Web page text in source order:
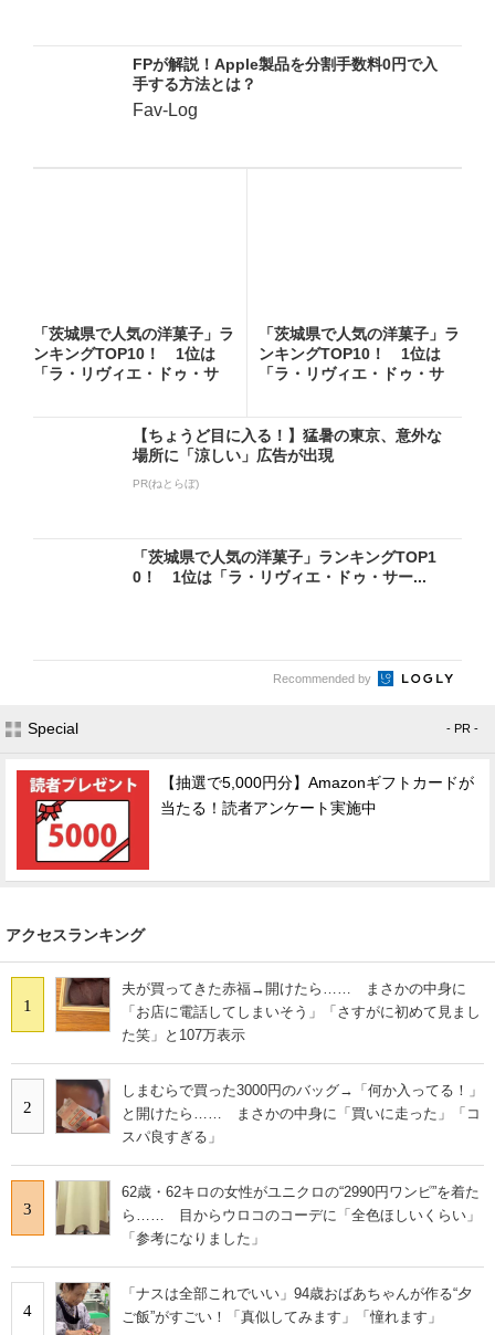
FPが解説！Apple製品を分割手数料0円で入
手する方法とは？
Fav-Log
「茨城県で人気の洋菓子」ラ
ンキングTOP10！ 1位は
「ラ・リヴィエ・ドゥ・サ
「茨城県で人気の洋菓子」ラ
ンキングTOP10！ 1位は
「ラ・リヴィエ・ドゥ・サ
【ちょうど目に入る！】猛暑の東京、意外な
場所に「涼しい」広告が出現
PR(ねとらぼ)
「茨城県で人気の洋菓子」ランキングTOP1
0！ 1位は「ラ・リヴィエ・ドゥ・サー...
Recommended by
Special - PR -
【抽選で5,000円分】Amazonギフトカードが
当たる！読者アンケート実施中
アクセスランキング
1
夫が買ってきた赤福→開けたら…… まさかの中身に
「お店に電話してしまいそう」「さすがに初めて見まし
た笑」と107万表示
2
しまむらで買った3000円のバッグ→「何か入ってる！」
と開けたら…… まさかの中身に「買いに走った」「コ
スパ良すぎる」
3
62歳・62キロの女性がユニクロの“2990円ワンピ”を着た
ら…… 目からウロコのコーデに「全色ほしいくらい」
「参考になりました」
4
「ナスは全部これでいい」94歳おばあちゃんが作る“夕
ご飯”がすごい！「真似してみます」「憧れます」